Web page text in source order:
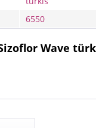
6550
Wave